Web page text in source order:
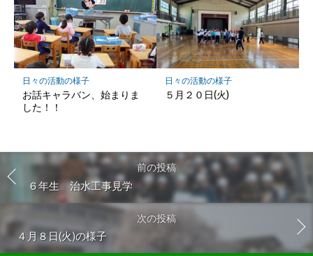
日々の活動の様子
お話キャラバン、始まりま
した！！
日々の活動の様子
５月２０日(火)
前の投稿
６年生 治水工事見学
次の投稿
４月８日(火)の様子